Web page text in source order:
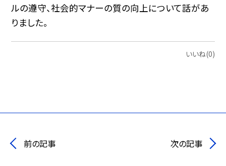
ルの遵守、社会的マナーの質の向上について話があ
りました。
いいね(0)
前の記事 次の記事